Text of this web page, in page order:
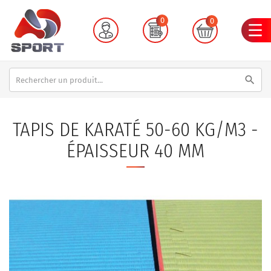
0 0
search
TAPIS DE KARATÉ 50-60 KG/M3 -
ÉPAISSEUR 40 MM